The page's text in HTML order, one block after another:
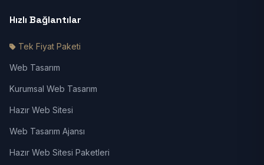
Hızlı Bağlantılar
Tek Fiyat Paketi
Web Tasarım
Kurumsal Web Tasarım
Hazır Web Sitesi
Web Tasarım Ajansı
Hazır Web Sitesi Paketleri